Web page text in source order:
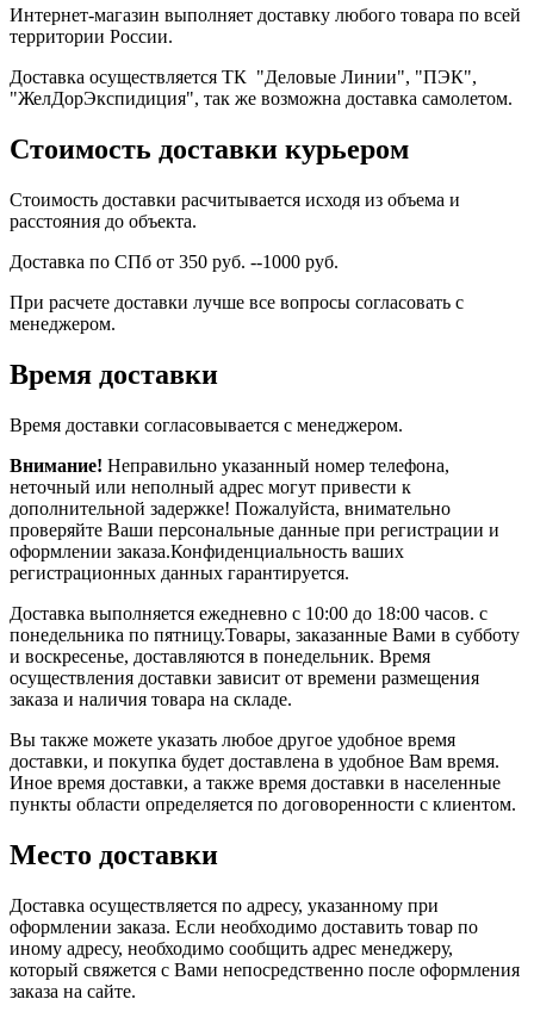
Интернет-магазин выполняет доставку любого товара по всей
территории России.
Доставка осуществляется ТК "Деловые Линии", "ПЭК",
"ЖелДорЭкспидиция", так же возможна доставка самолетом.
Стоимость доставки курьером
Стоимость доставки расчитывается исходя из объема и
расстояния до объекта.
Доставка по СПб от 350 руб. --1000 руб.
При расчете доставки лучше все вопросы согласовать с
менеджером.
Время доставки
Время доставки согласовывается с менеджером.
Внимание! Неправильно указанный номер телефона,
неточный или неполный адрес могут привести к
дополнительной задержке! Пожалуйста, внимательно
проверяйте Ваши персональные данные при регистрации и
оформлении заказа.Конфиденциальность ваших
регистрационных данных гарантируется.
Доставка выполняется ежедневно с 10:00 до 18:00 часов. с
понедельника по пятницу.Товары, заказанные Вами в субботу
и воскресенье, доставляются в понедельник. Время
осуществления доставки зависит от времени размещения
заказа и наличия товара на складе.
Вы также можете указать любое другое удобное время
доставки, и покупка будет доставлена в удобное Вам время.
Иное время доставки, а также время доставки в населенные
пункты области определяется по договоренности с клиентом.
Место доставки
Доставка осуществляется по адресу, указанному при
оформлении заказа. Если необходимо доставить товар по
иному адресу, необходимо сообщить адрес менеджеру,
который свяжется с Вами непосредственно после оформления
заказа на сайте.